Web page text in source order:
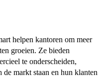
helpen kantoren om meer
groeien. Ze bieden
te onderscheiden,
markt staan en hun klanten